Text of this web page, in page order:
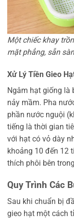
Một chiếc khay
mặt phẳng, sẵn
Xử Lý Tiền Gieo
Ngâm hạt giống là
nảy mầm. Pha
phần nước nguội
tiếng là thời gian
với hạt có vỏ dày
khoảng 10 đến 12
thích phôi bên
Quy Trình Các
Sau khi chuẩn bị
gieo hạt một cách